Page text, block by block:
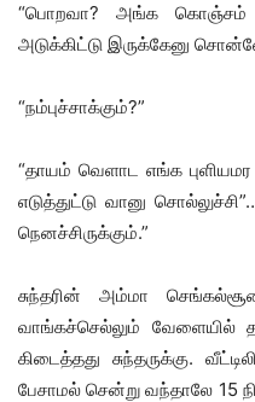
“பொறவா? அங்க கொஞ்சம்
அடுக்கிட்டு இருக்கேனு
“நம்புச்சாக்கும்?”
“தாயம் வெளாட எங்க புளியமர
எடுத்துட்டு வானு
நெனச்சிருக்கும்.”
சுந்தரின் அம்மா
வாங்கச்செல்லும் வேளையில்
கிடைத்தது சுந்தருக்கு.
பேசாமல் சென்று வந்தாலே 15